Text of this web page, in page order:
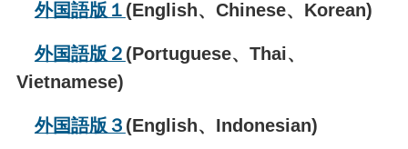
外国語版１ (English、Chinese、Korean)
外国語版２ (Portuguese、Thai、
Vietnamese)
外国語版３ (English、Indonesian)